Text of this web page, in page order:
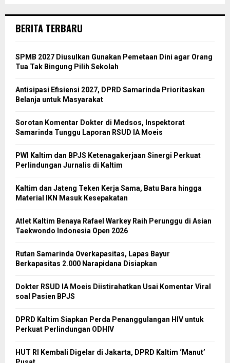
BERITA TERBARU
SPMB 2027 Diusulkan Gunakan Pemetaan Dini agar Orang
Tua Tak Bingung Pilih Sekolah
Antisipasi Efisiensi 2027, DPRD Samarinda Prioritaskan
Belanja untuk Masyarakat
Sorotan Komentar Dokter di Medsos, Inspektorat
Samarinda Tunggu Laporan RSUD IA Moeis
PWI Kaltim dan BPJS Ketenagakerjaan Sinergi Perkuat
Perlindungan Jurnalis di Kaltim
Kaltim dan Jateng Teken Kerja Sama, Batu Bara hingga
Material IKN Masuk Kesepakatan
Atlet Kaltim Benaya Rafael Warkey Raih Perunggu di Asian
Taekwondo Indonesia Open 2026
Rutan Samarinda Overkapasitas, Lapas Bayur
Berkapasitas 2.000 Narapidana Disiapkan
Dokter RSUD IA Moeis Diistirahatkan Usai Komentar Viral
soal Pasien BPJS
DPRD Kaltim Siapkan Perda Penanggulangan HIV untuk
Perkuat Perlindungan ODHIV
HUT RI Kembali Digelar di Jakarta, DPRD Kaltim ‘Manut’